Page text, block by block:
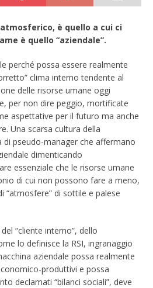
è quello a cui ci
è quello “aziendale”.
perché possa essere realmente
clima interno tendente al
delle risorse umane oggi
per non dire peggio, mortificate
aspettative per il futuro ma anche
Una scarsa cultura della
di pseudo-manager che affermano
dimenticando
essenziale che le risorse umane
di cui non possono fare a meno,
“atmosfere” di sottile e palese
“cliente interno”, dello
lo definisce la RSI, ingranaggio
aziendale possa realmente
produttivi e possa
declamati “bilanci sociali”, deve